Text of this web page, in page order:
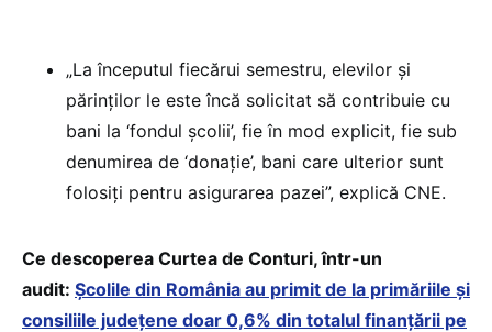
„La începutul fiecărui semestru, elevilor și
părinților le este încă solicitat să contribuie cu
bani la ‘fondul școlii’, fie în mod explicit, fie sub
denumirea de ‘donație’, bani care ulterior sunt
folosiți pentru asigurarea pazei”, explică CNE.
Ce descoperea Curtea de Conturi, într-un
audit: Școlile din România au primit de la primăriile și
consiliile județene doar 0,6% din totalul finanțării pe